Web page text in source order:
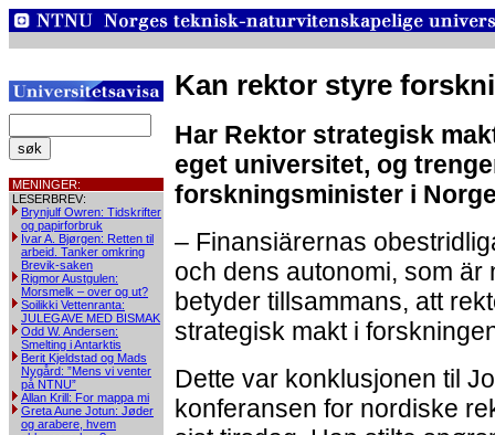
MENINGER:
LESERBREV:
Brynjulf Owren: Tidskrifter
og papirforbruk
Ivar A. Bjørgen: Retten til
arbeid. Tanker omkring
Brevik-saken
Rigmor Austgulen:
Morsmelk – over og ut?
Soilikki Vettenranta:
JULEGAVE MED BISMAK
Odd W. Andersen:
Smelting i Antarktis
Berit Kjeldstad og Mads
Nygård: ”Mens vi venter
på NTNU”
Allan Krill: For mappa mi
Greta Aune Jotun: Jøder
og arabere, hvem
Kan rektor styre
Har Rektor strategisk
eget universitet, og
forskningsminister i
– Finansiärernas
och dens autonomi, som
betyder tillsammans, att
strategisk makt i
Dette var konklusjonen til
konferansen for nordiske